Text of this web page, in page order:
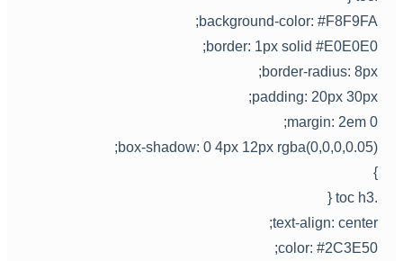
background-color: #F8F9FA;
border: 1px solid #E0E0E0;
border-radius: 8px;
padding: 20px 30px;
margin: 2em 0;
box-shadow: 0 4px 12px rgba(0,0,0,0.05);
text-align: center;
color: #2C3E50;